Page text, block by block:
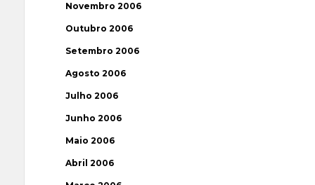
Novembro 2006
Outubro 2006
Setembro 2006
Agosto 2006
Julho 2006
Junho 2006
Maio 2006
Abril 2006